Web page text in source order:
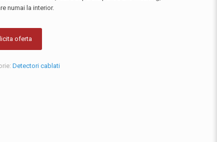
numai la interior.
oferta
Detectori cablati